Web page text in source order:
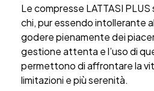
Le compresse LATTASI
chi, pur essendo intollerante
godere pienamente dei
gestione attenta e l’uso di
permettono di affrontare la
limitazioni e più serenità.